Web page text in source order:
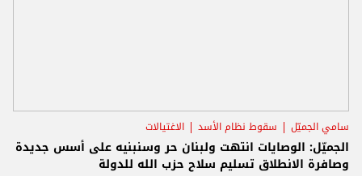
سامي الجميّل سقوط نظام الأسد الاغتيالات
الجميّل: الوصايات انتهت ولبنان حر وسنبنيه على أسس جديدة
وصافرة الانطلاق تسليم سلاح حزب الله للدولة